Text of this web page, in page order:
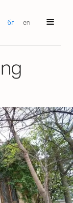
бг en